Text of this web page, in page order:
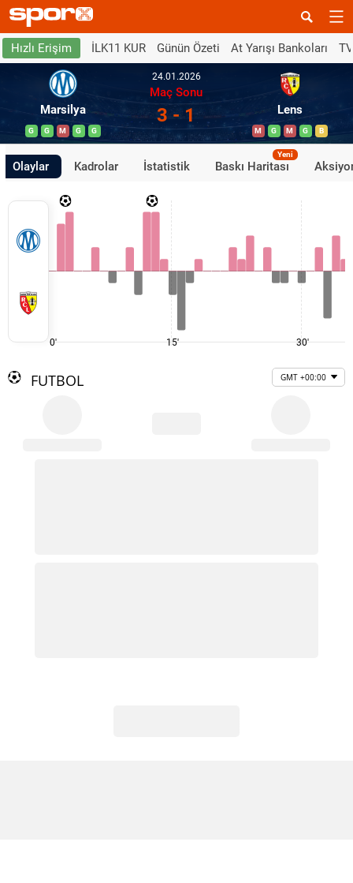
Hızlı Erişim İLK11 KUR Günün Özeti At Yarışı Bankoları
Marsilya
G G M G G
24.01.2026
Maç Sonu
3 - 1 Lens
M G M G B
Olaylar Kadrolar İstatistik Baskı Haritası
Yeni
0' 15' 30'
FUTBOL GMT +00:00